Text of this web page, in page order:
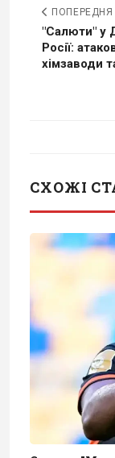
ПОПЕРЕДНЯ
"Салюти" у
Росії:
хімзаводи
СХОЖІ